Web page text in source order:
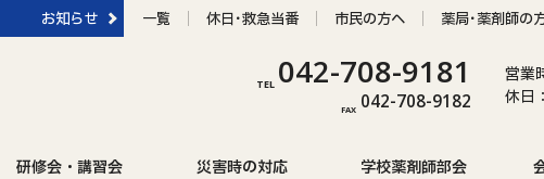
一覧 休日･救急当番 市民の方へ 薬局･薬剤師の
TEL 042-708-9181
プ
FAX 042-708-9182
グ
営業
休日
研修会・講習会 災害時の対応 学校薬剤師部会